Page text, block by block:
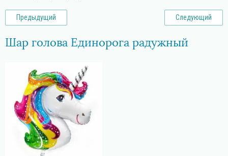
Предыдущий Следующий
Шар голова Единорога радужный